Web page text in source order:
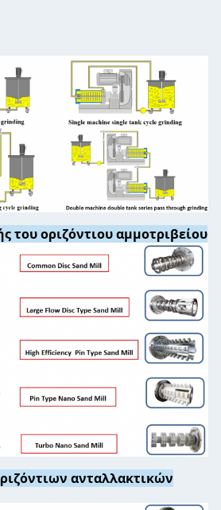
του οριζόντιου αμμοτριβείου
ανταλλακτικών